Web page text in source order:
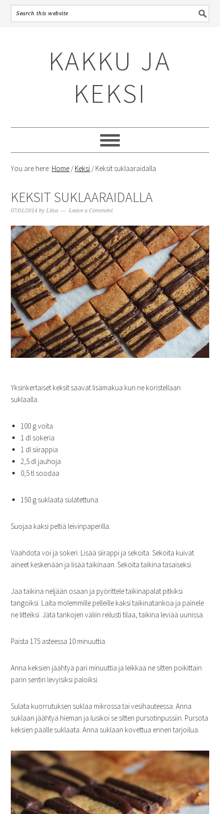
KAKKU JA
KEKSI
You are here: Home /Keksi /Keksit suklaaraidalla
KEKSIT SUKLAARAIDALLA
07/01/2014 byLiisa Leave a Comment
Yksinkertaiset keksit saavat lisämakua kun ne koristellaan
suklaalla.
100 g voita
1 dl sokeria
1 dl siirappia
2,5 dl jauhoja
0,5 tl soodaa
150 g suklaata sulatettuna
Suojaa kaksi peltiä leivinpaperilla.
Vaahdota voi ja sokeri. Lisää siirappi ja sekoita. Sekoita kuivat
aineet keskenään ja lisää taikinaan. Sekoita taikina tasaiseksi.
Jaa taikina neljään osaan ja pyörittele taikinapalat pitkiksi
tangoiksi. Laita molemmille pelleille kaksi taikinatankoa ja painele
ne litteiksi. Jätä tankojen väliin reilusti tilaa, taikina leviää uunissa.
Paista 175 asteessa 10 minuuttia.
Anna keksien jäähtyä pari minuuttia ja leikkaa ne sitten poikittain
parin sentin levyisiksi paloiksi.
Sulata kuorrutuksen suklaa mikrossa tai vesihauteessa. Anna
suklaan jäähtyä hieman ja lusikoi se sitten pursotinpussiin. Pursota
keksien päälle suklaata. Anna suklaan kovettua ennen tarjoilua.